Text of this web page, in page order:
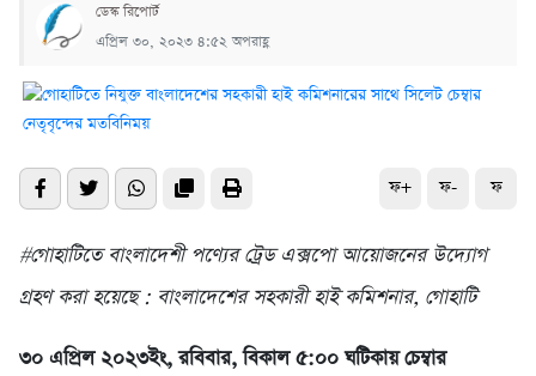
ডেস্ক রিপোর্ট
এপ্রিল ৩০, ২০২৩ ৪:৫২ অপরাহ্ণ
ফ+ ফ- ফ
#গোহাটিতে বাংলাদেশী পণ্যের ট্রেড এক্সপো আয়োজনের উদ্যোগ
গ্রহণ করা হয়েছে : বাংলাদেশের সহকারী হাই কমিশনার, গোহাটি
৩০ এপ্রিল ২০২৩ইং, রবিবার, বিকাল ৫:০০ ঘটিকায় চেম্বার